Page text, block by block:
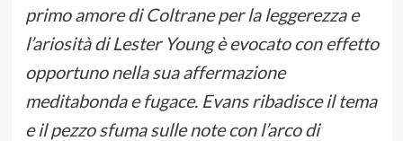
primo amore di Coltrane per la leggerezza e
l’ariosità di Lester Young è evocato con effetto
opportuno nella sua affermazione
meditabonda e fugace. Evans ribadisce il tema
e il pezzo sfuma sulle note con l’arco di